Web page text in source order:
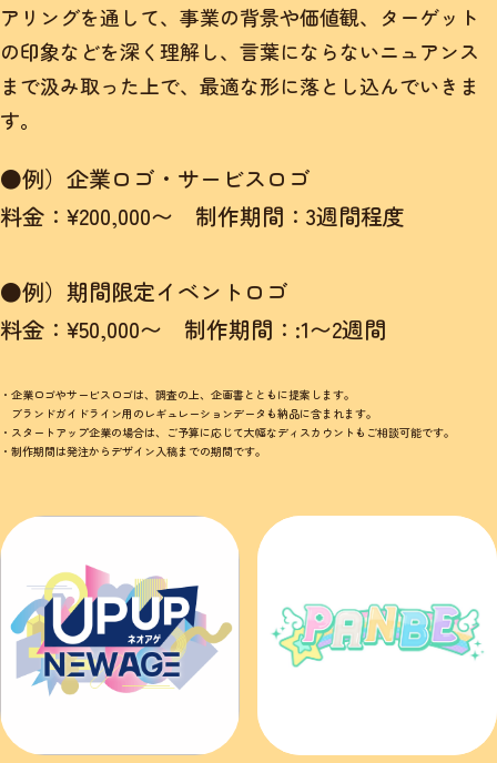
アリングを通して、事業の背景や価値観、ターゲット
の印象などを深く理解し、言葉にならないニュアンス
まで汲み取った上で、最適な形に落とし込んでいきま
す。
●例）企業ロゴ・サービスロゴ
料金：¥200,000〜 制作期間：3週間程度
●例）期間限定イベントロゴ
料金：¥50,000〜 制作期間：:1〜2週間
・企業ロゴやサービスロゴは、調査の上、企画書とともに提案します。
ブランドガイドライン用のレギュレーションデータも納品に含まれます。
・スタートアップ企業の場合は、ご予算に応じて大幅なディスカウントもご相談可能です。
・制作期間は発注からデザイン入稿までの期間です。